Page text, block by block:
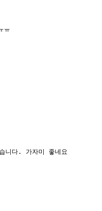
ㅠ
니다. 가자미 좋네요